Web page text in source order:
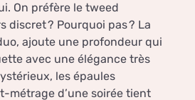
On préfère le tweed
discret ? Pourquoi pas ? La
ajoute une profondeur qui
avec une élégance très
les épaules
métrage d’une soirée tient